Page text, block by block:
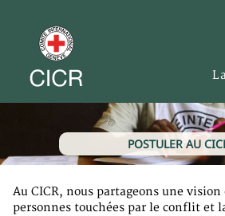
POSTULER AU
Au CICR, nous partageons une
personnes touchées par le conflit et